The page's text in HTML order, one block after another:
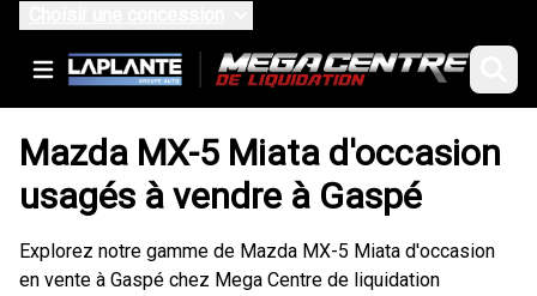
Mazda MX-5 Miata d'occasion
usagés à vendre à Gaspé
Explorez notre gamme de Mazda MX-5 Miata d'occasion
en vente à Gaspé chez Mega Centre de liquidation